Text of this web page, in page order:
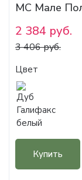
МС Мале
2 384 руб.
3 406 руб.
Цвет
Купить